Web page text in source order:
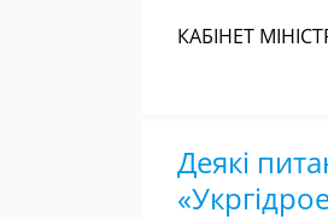
КАБІНЕТ
Деякі